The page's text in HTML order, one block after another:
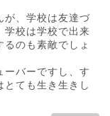
が、学校は友達づ
学校は学校で出来
のも素敵でしょ
ーバーですし、す
とても生き生きし